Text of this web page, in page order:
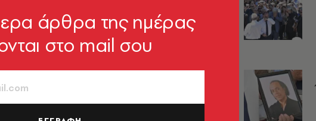
στο τελευταίο
Aegean
(εικόνες)
άνθρωπος σύμφωνα με όσους
άρθρα της ημέρας
στο mail σου